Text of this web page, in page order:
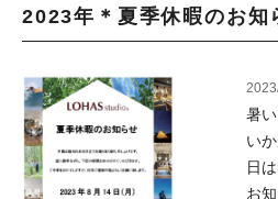
2023年＊夏季休暇のお知
暑
い
日
お